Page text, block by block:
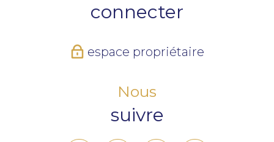
connecter
espace propriétaire
Nous
suivre